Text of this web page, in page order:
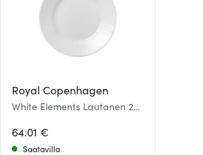
alan kumppaneillemme tietoja siitä,
sivustoamme. Kumppanimme voivat
tietoja muihin tietoihin, joita olet
kerätty, kun olet käyttänyt heidän
Royal Copenhagen
White Elements Lautanen 28
64.01 €
Saatavilla